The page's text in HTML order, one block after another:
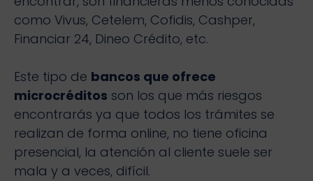
como Vivus, Cetelem, Cofidis, Cashper,
Financiar 24, Dineo Crédito, etc.
Este tipo de bancos que ofrece
microcréditos son los que más riesgos
encontrarás ya que todos los trámites se
realizan de forma online, no tiene oficina
presencial, la atención al cliente suele ser
mala y a veces, difícil.